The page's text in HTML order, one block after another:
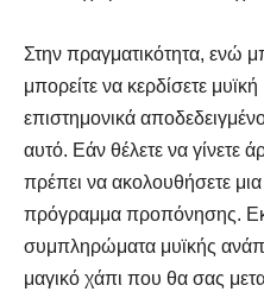
Στην πραγματικότητα, ενώ
μπορείτε να κερδίσετε
επιστημονικά
αυτό. Εάν θέλετε να γίνετε
πρέπει να ακολουθήσετε
πρόγραμμα προπόνησης.
συμπληρώματα μυϊκής
μαγικό χάπι που θα σας